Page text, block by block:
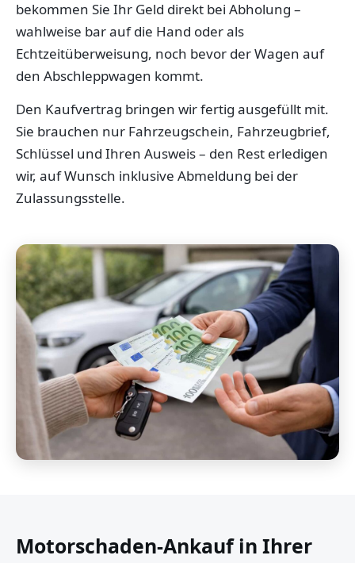
bekommen Sie Ihr Geld direkt bei Abholung –
wahlweise bar auf die Hand oder als
Echtzeitüberweisung, noch bevor der Wagen auf
den Abschleppwagen kommt.
Den Kaufvertrag bringen wir fertig ausgefüllt mit.
Sie brauchen nur Fahrzeugschein, Fahrzeugbrief,
Schlüssel und Ihren Ausweis – den Rest erledigen
wir, auf Wunsch inklusive Abmeldung bei der
Zulassungsstelle.
Motorschaden-Ankauf in Ihrer